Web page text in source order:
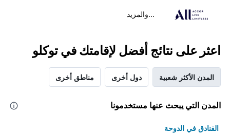
...والمزيد
اعثر على نتائج أفضل لإقامتك في توكلو
المدن الأكثر شعبية دول أخرى مناطق أخرى
المدن التي يبحث عنها مستخدمونا
الفنادق في الدوحة